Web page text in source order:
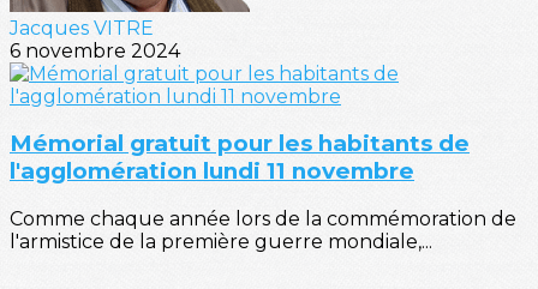
Jacques VITRE
6 novembre 2024
Mémorial gratuit pour les habitants de
l'agglomération lundi 11 novembre
Comme chaque année lors de la commémoration de
l'armistice de la première guerre mondiale,...